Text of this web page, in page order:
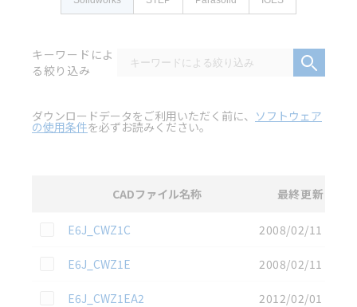
キーワードによ
る絞り込み
ダウンロードデータをご利用いただく前に、 ソフトウェア
の使用条件を必ずお読みください。
CADファイル名称 最終更新
この資料を選択
E6J_CWZ1C
2008/02/11
この資料を選択
E6J_CWZ1E
2008/02/11
この資料を選択
E6J_CWZ1EA2 2012/02/01